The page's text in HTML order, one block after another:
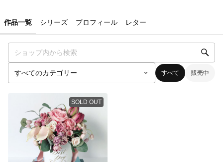
作品一覧 シリーズ プロフィール レター
すべて 販売中
SOLD OUT